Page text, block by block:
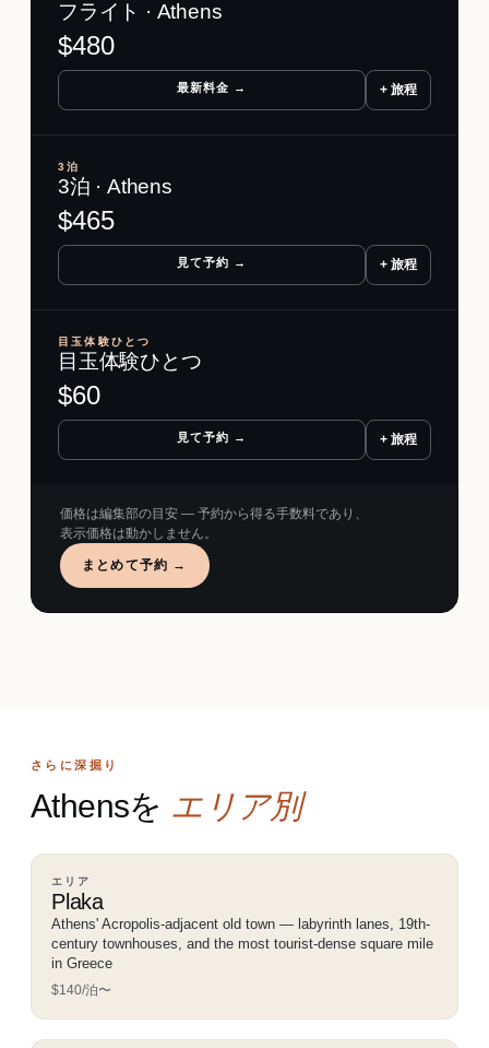
フライト · Athens
$480
最新料金 → + 旅程
3泊
3泊 · Athens
$465
見て予約 → + 旅程
目玉体験ひとつ
目玉体験ひとつ
$60
見て予約 → + 旅程
価格は編集部の目安 ― 予約から得る手数料であり、
表示価格は動かしません。
まとめて予約 →
さらに深掘り
Athensを エリア別
エリア
Plaka
Athens' Acropolis-adjacent old town — labyrinth lanes, 19th-
century townhouses, and the most tourist-dense square mile
in Greece
$140/泊〜